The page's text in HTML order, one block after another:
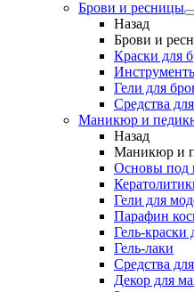
Брови и ресницы
Назад
Брови и
Краски для
Гели для
Средства
Маникюр и
Назад
Маникюр и
Основы под
Гели для
Парафин
Гель-краски
Гель-лаки
Средства
Декор для